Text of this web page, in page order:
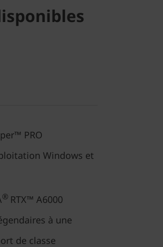
PRO
Windows et
® RTX™ A6000
à une
de classe